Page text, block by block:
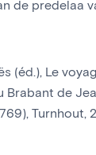
de predelaa
(éd.), Le
Brabant de
Turnhout,